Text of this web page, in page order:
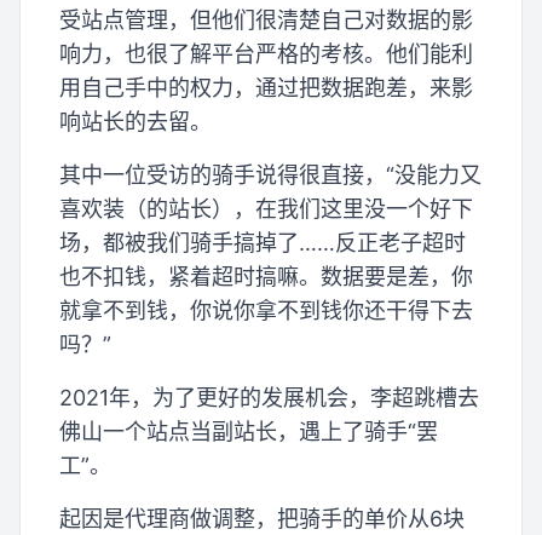
受站点管理，但他们很清楚自己对数据的影
响力，也很了解平台严格的考核。他们能利
用自己手中的权力，通过把数据跑差，来影
响站长的去留。
其中一位受访的骑手说得很直接，“没能力又
喜欢装（的站长），在我们这里没一个好下
场，都被我们骑手搞掉了……反正老子超时
也不扣钱，紧着超时搞嘛。数据要是差，你
就拿不到钱，你说你拿不到钱你还干得下去
吗？”
2021年，为了更好的发展机会，李超跳槽去
佛山一个站点当副站长，遇上了骑手“罢
工”。
起因是代理商做调整，把骑手的单价从6块